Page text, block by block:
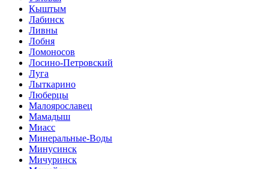
Кыштым
Лабинск
Ливны
Лобня
Ломоносов
Лосино-Петровский
Луга
Лыткарино
Люберцы
Малоярославец
Мамадыш
Миасс
Минеральные-Воды
Минусинск
Мичуринск